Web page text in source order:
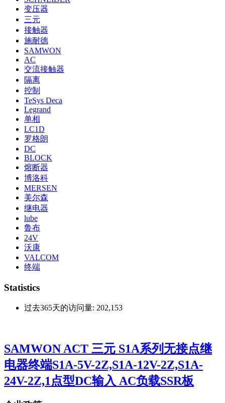
PATLITE 派特莱 *
SAMWON ACT 三元 *
热门标签
SCHNEIDER
变压器
三元
接触器
施耐德
SAMWON
AC
交流接触器
隔离
控制
TeSys Deca
Legrand
单相
LC1D
罗格朗
DC
BLOCK
熔断器
博洛科
美尔森
lube
VALCOM
终端
Statistics
过去365天的访问量: